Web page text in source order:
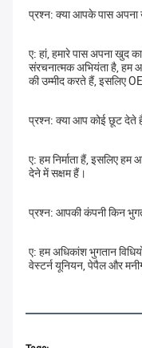
प्रश्न: क्या आपके पास
ए: हां, हमारे पास अपना खुद
संरचनात्मक अभियंता है, हम
की उम्मीद करते हैं, इसलिए
प्रश्न: क्या आप कोई छूट देते
ए: हम निर्माता हैं, इसलिए हम
देने में सक्षम हैं।
प्रश्न: आपकी कंपनी किन
ए: हम अधिकांश भुगतान
वेस्टर्न यूनियन, पेपैल और